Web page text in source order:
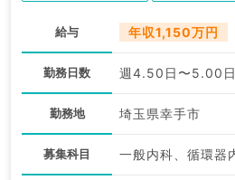
給与 年収1,150万円
勤務日数 週4.50日〜5.00日
勤務地 埼玉県幸手市
募集科目